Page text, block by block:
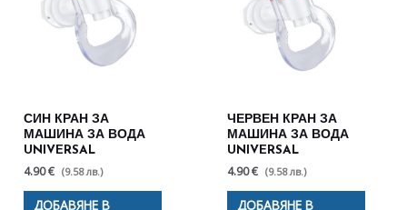
СИН КРАН ЗА
МАШИНА ЗА ВОДА
UNIVERSAL
4.90 € (9.58 лв.)
ДОБАВЯНЕ В
ЧЕРВЕН КРАН ЗА
МАШИНА ЗА ВОДА
UNIVERSAL
4.90 € (9.58 лв.)
ДОБАВЯНЕ В